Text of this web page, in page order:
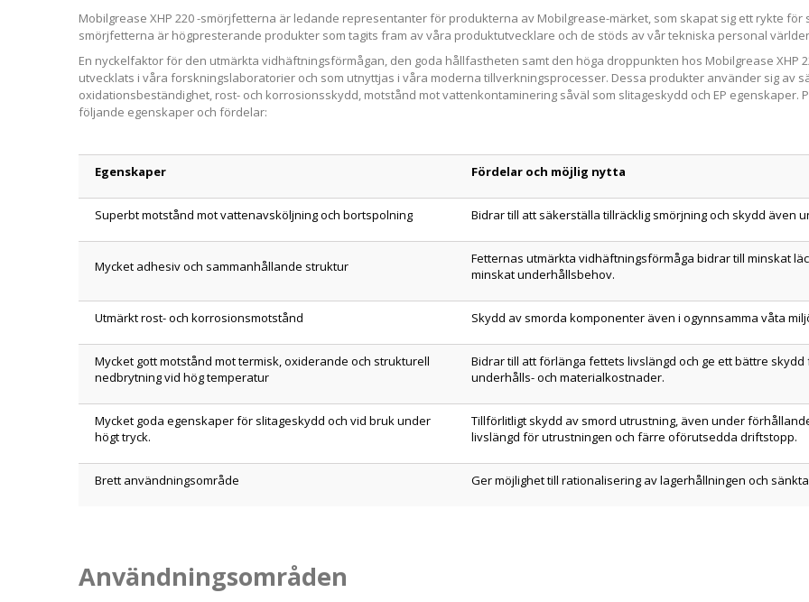
Mobilgrease XHP 220 -smörjfetterna är ledande representanter för produkterna av Mobilgrease-märket, som skapat sig ett rykte för
smörjfetterna är högpresterande produkter som tagits fram av våra produktutvecklare och de stöds av vår tekniska personal
En nyckelfaktor för den utmärkta vidhäftningsförmågan, den goda hållfastheten samt den höga droppunkten hos Mobilgrease
utvecklats i våra forskningslaboratorier och som utnyttjas i våra moderna tillverkningsprocesser. Dessa produkter använder sig av
oxidationsbeständighet, rost- och korrosionsskydd, motstånd mot vattenkontaminering såväl som slitageskydd och EP egenskaper.
följande egenskaper och fördelar:
Egenskaper Fördelar och möjlig nytta
Superbt motstånd mot vattenavsköljning och bortspolning Bidrar till att säkerställa tillräcklig smörjning och skydd
Mycket adhesiv och sammanhållande struktur
Fetternas utmärkta vidhäftningsförmåga bidrar till minskat
minskat underhållsbehov.
Utmärkt rost- och korrosionsmotstånd Skydd av smorda komponenter även i ogynnsamma våta
Mycket gott motstånd mot termisk, oxiderande och strukturell
nedbrytning vid hög temperatur
Bidrar till att förlänga fettets livslängd och ge ett bättre
underhålls- och materialkostnader.
Mycket goda egenskaper för slitageskydd och vid bruk under
högt tryck.
Tillförlitligt skydd av smord utrustning, även under
livslängd för utrustningen och färre oförutsedda driftstopp.
Brett användningsområde Ger möjlighet till rationalisering av lagerhållningen och
Användningsområden